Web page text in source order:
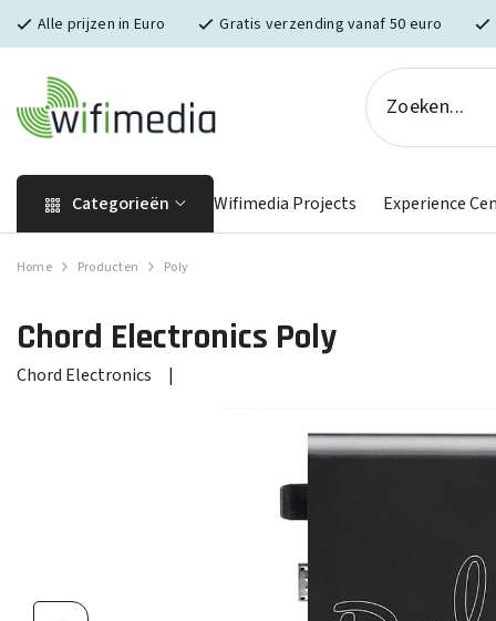
Alle prijzen in Euro Gratis verzending vanaf 50 euro
Categorieën Wifimedia Projects Experience
Home Producten Poly
Chord Electronics Poly
Chord Electronics |